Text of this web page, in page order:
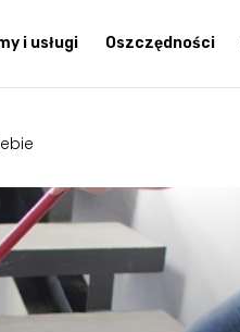
i usługi Oszczędności